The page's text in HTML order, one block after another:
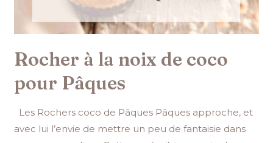
Rocher à la noix de coco
pour Pâques
Les Rochers coco de Pâques Pâques approche, et
avec lui l’envie de mettre un peu de fantaisie dans